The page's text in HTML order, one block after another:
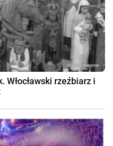
Włocławski rzeźbiarz i